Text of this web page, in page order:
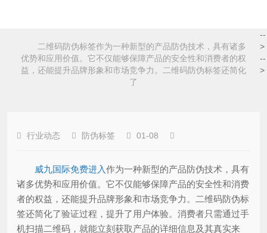
二维码防伪标签作为一种新型的产品防伪技术，具有诸多
优势和应用价值。它不仅能够保障产品的安全性和消费者的权
益，还能提升品牌形象和市场竞争力。二维码防伪标签还简化
了
行业动态 防伪标签 01-08
威九国际免费进入作为一种新型的产品防伪技术，具有
诸多优势和应用价值。它不仅能够保障产品的安全性和消费
者的权益，还能提升品牌形象和市场竞争力。二维码防伪标
签还简化了验证过程，提升了用户体验。消费者只需通过手
机扫描二维码，就能立刻获取产品的详细信息及其真实来
--
>
--
>